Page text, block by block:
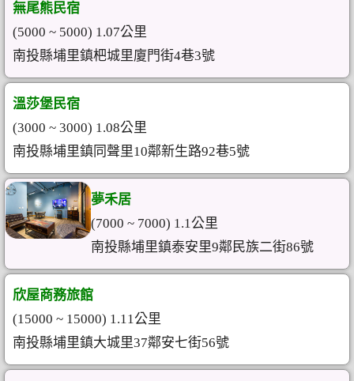
無尾熊民宿
(5000 ~ 5000) 1.07公里
南投縣埔里鎮杷城里廈門街4巷3號
溫莎堡民宿
(3000 ~ 3000) 1.08公里
南投縣埔里鎮同聲里10鄰新生路92巷5號
夢禾居
(7000 ~ 7000) 1.1公里
南投縣埔里鎮泰安里9鄰民族二街86號
欣屋商務旅館
(15000 ~ 15000) 1.11公里
南投縣埔里鎮大城里37鄰安七街56號